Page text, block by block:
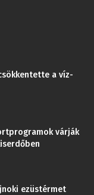
a víz-
várják
ezüstérmet